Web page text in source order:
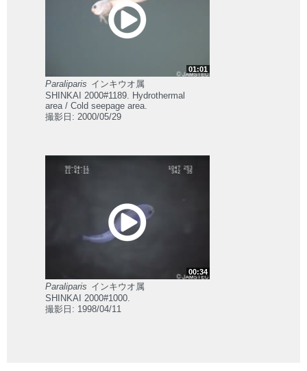
01:01
Paraliparis インキウオ属
SHINKAI 2000#1189. Hydrothermal
area / Cold seepage area.
撮影日: 2000/05/29
00:34
Paraliparis インキウオ属
SHINKAI 2000#1000.
撮影日: 1998/04/11